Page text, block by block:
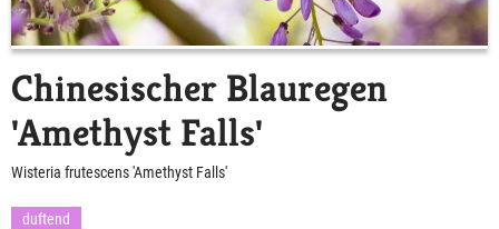
Chinesischer Blauregen
'Amethyst Falls'
Wisteria frutescens 'Amethyst Falls'
duftend